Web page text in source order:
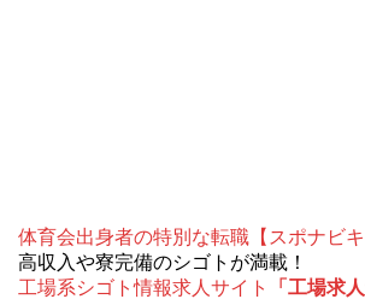
体育会出身者の特別な転職【スポナビキ
高収入や寮完備のシゴトが満載！
工場系シゴト情報求人サイト
「工場求